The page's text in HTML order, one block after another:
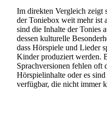
Im direkten Vergleich zeigt
der Toniebox weit mehr ist
sind die Inhalte der Tonies
dessen kulturelle
dass Hörspiele und Lieder
Kinder produziert werden.
Sprachversionen fehlen oft
Hörspielinhalte oder es
verfügbar, die nicht immer